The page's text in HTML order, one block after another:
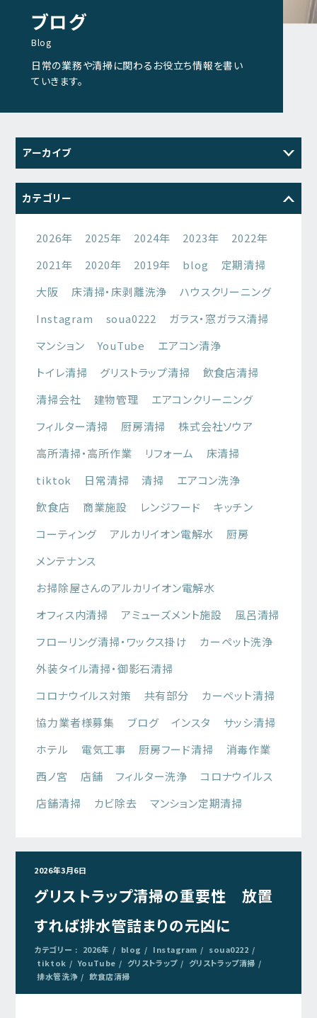
ブログ
Blog
日常の業務や清掃に関わるお役立ち情報を書い
ていきます。
アーカイブ
2026
カテゴリー
2026年 2025年 2024年 2023年
2022年
2021年
2020年 2019年 blog
定期清掃
大阪
床清掃・床剥離洗浄
ハウスクリーニング
Instagram
soua0222
ガラス・窓ガラス清掃
マンション
YouTube
エアコン清浄
トイレ清掃
グリストラップ清掃
飲食店清掃
清掃会社
建物管理
エアコンクリーニング
フィルター清掃
厨房清掃
株式会社ソウア
高所清掃・高所作業
リフォーム
床清掃
tiktok
日常清掃 清掃
エアコン洗浄
飲食店
商業施設 レンジフード
キッチン
コーティング
アルカリイオン電解水
厨房
メンテナンス
お掃除屋さんのアルカリイオン電解水
オフィス内清掃
アミューズメント施設
風呂清掃
フローリング清掃・ワックス掛け
カーペット洗浄
外装タイル清掃・御影石清掃
コロナウイルス対策
共有部分
カーペット清掃
協力業者様募集
ブログ インスタ
サッシ清掃
ホテル
電気工事 厨房フード清掃
消毒作業
西ノ宮
店舗 フィルター洗浄
コロナウイルス
店舗清掃
カビ除去 マンション定期清掃
2026年3月6日
グリストラップ清掃の重要性 放置
すれば排水管詰まりの元凶に
カテゴリー : 2026年 blog Instagram
soua0222
tiktok
YouTube グリストラップ
グリストラップ清掃
排水管洗浄
飲食店清掃